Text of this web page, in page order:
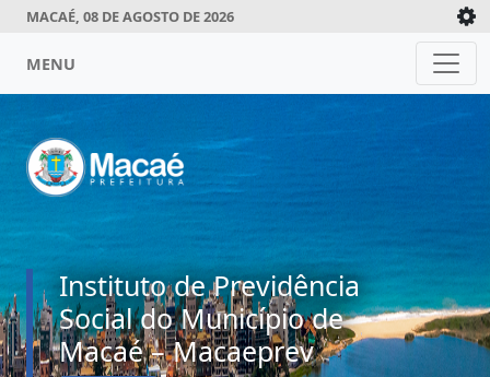
MACAÉ, 08 DE AGOSTO DE 2026
MENU
Instituto de Previdência
Social do Município de
Macaé – Macaeprev